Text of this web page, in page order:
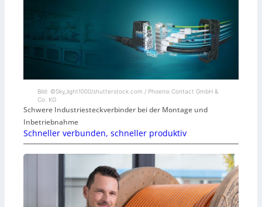
Bild: ©Sky_light1000/shutterstock.com / Phoenix Contact GmbH &
Co. KG
Schwere Industriesteckverbinder bei der Montage und
Inbetriebnahme
Schneller verbunden, schneller produktiv